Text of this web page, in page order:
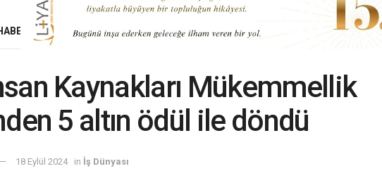
İŞ DÜNYASI EKONOMI MODA GÜZELLIK YAŞAM
Kaynakları Mükemmellik
5 altın ödül ile döndü
18 Eylül 2024 in İş Dünyası